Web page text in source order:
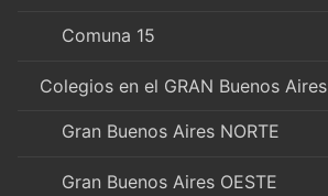
Comuna 15
Colegios en el GRAN Buenos Aires
Gran Buenos Aires NORTE
Gran Buenos Aires OESTE